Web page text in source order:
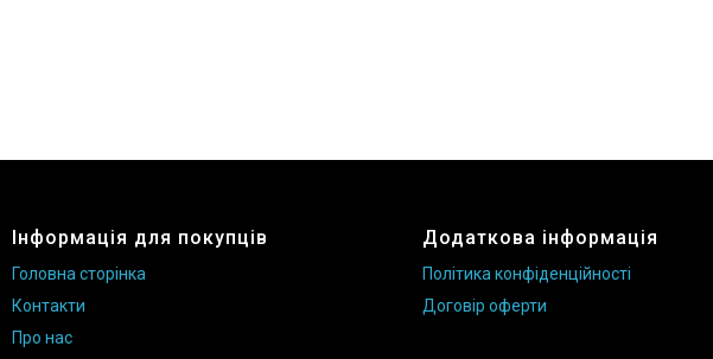
Інформація для покупців
Головна сторінка
Контакти
Про нас
Додаткова інформація
Політика конфіденційності
Договір оферти